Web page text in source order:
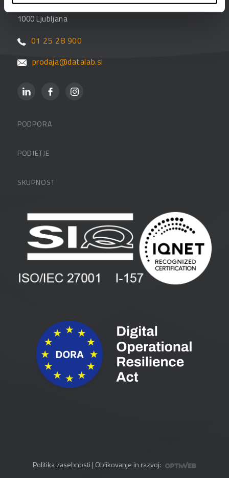
Hajdrihova ulica 28c
1000 Ljubljana
01 25 28 900
prodaja@datalab.si
PODPORA
FAQ – pogosta vprašanja
PODJETJE
Zaposlitev
Vlagatelji
Pogoji in pogodbe
SKUPNOST
Blog
Spletni seminarji
Politika zasebnosti | Oblikovanje in razvoj: